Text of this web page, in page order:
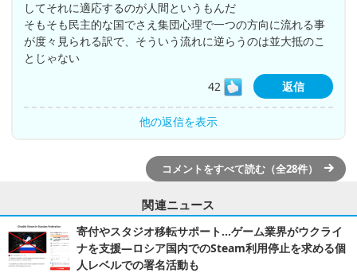
してそれに適応するのが人間というもんだ
そもそも民主的な国でさえ集団心理で一つの方向に流れる事
が度々見られる訳で、そういう流れに逆らうのは並大抵のこ
とじゃない
42
返信
他の返信を表示
コメントをすべて読む（全28件）
関連ニュース
寄付やスタジオ移転サポート…ゲーム業界がウクライ
ナを支援―ロシア国内でのSteam利用停止を求める個
人レベルでの署名活動も